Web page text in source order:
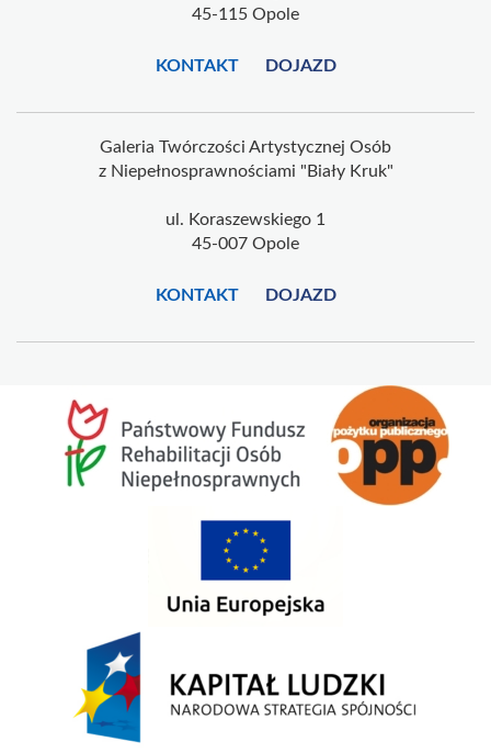
45-115 Opole
KONTAKT DOJAZD
Galeria Twórczości Artystycznej Osób
z Niepełnosprawnościami "Biały Kruk"
ul. Koraszewskiego 1
45-007 Opole
KONTAKT DOJAZD